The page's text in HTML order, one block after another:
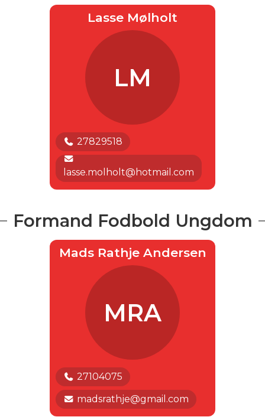
Lasse Mølholt
LM
27829518
lasse.molholt@hotmail.com
Formand Fodbold Ungdom
Mads Rathje Andersen
MRA
27104075
madsrathje@gmail.com